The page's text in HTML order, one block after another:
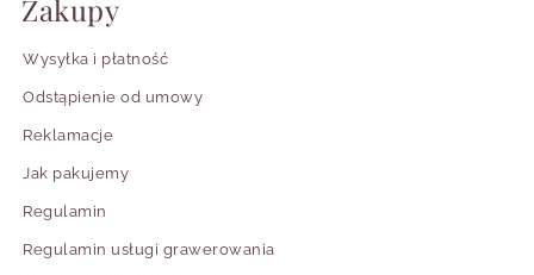
Zakupy
Wysyłka i płatność
Odstąpienie od umowy
Reklamacje
Jak pakujemy
Regulamin
Regulamin usługi grawerowania